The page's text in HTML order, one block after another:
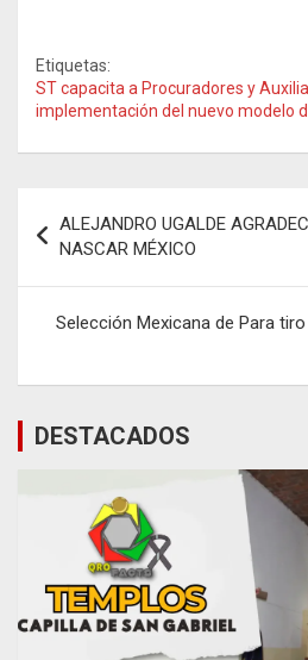
Etiquetas:
ST capacita a Procuradores y
implementación del nuevo modelo
de
entradas
ALEJANDRO UGALDE
NASCAR MÉXICO
Selección Mexicana de Para
DESTACADOS